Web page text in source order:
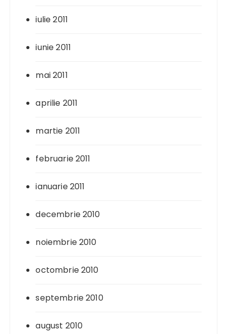
iulie 2011
iunie 2011
mai 2011
aprilie 2011
martie 2011
februarie 2011
ianuarie 2011
decembrie 2010
noiembrie 2010
octombrie 2010
septembrie 2010
august 2010